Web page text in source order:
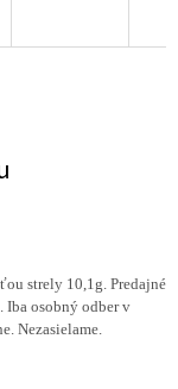
strely 10,1g. Predajné
Iba osobný odber v
Nezasielame.